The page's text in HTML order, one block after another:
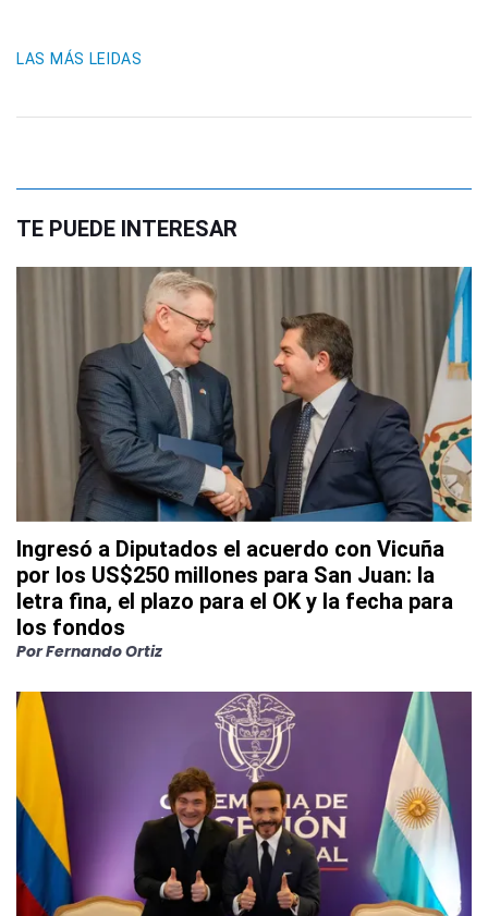
LAS MÁS LEIDAS
TE PUEDE INTERESAR
Ingresó a Diputados el acuerdo con Vicuña
por los US$250 millones para San Juan: la
letra fina, el plazo para el OK y la fecha para
los fondos
PorFernando Ortiz